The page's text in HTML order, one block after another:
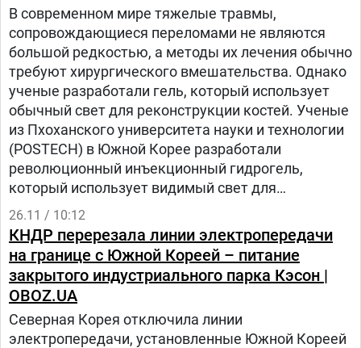
В современном мире тяжелые травмы,
сопровождающиеся переломами не являются
большой редкостью, а методы их лечения обычно
требуют хирургического вмешательства. Однако
ученые разработали гель, который использует
обычный свет для реконструкции костей. Ученые
из Пхоханского университета науки и технологии
(POSTECH) в Южной Корее разработали
революционный инъекционный гидрогель,
который использует видимый свет для
восстановления костных дефектов.
26.11 / 10:12
КНДР перерезала линии электропередачи
на границе с Южной Кореей – питание
закрытого индустриального парка Кэсон |
OBOZ.UA
Северная Корея отключила линии
электропередачи, установленные Южной Кореей